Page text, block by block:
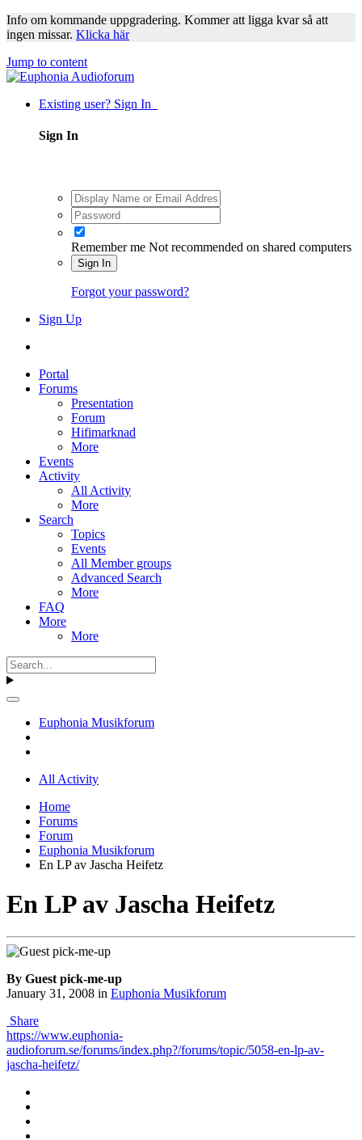
Info om kommande uppgradering. Kommer att ligga kvar så att
ingen missar. Klicka här
Jump to content
Existing user? Sign In
Sign In
Remember me Not recommended on shared computers
Sign In
Forgot your password?
Sign Up
Portal
Forums
Presentation
Forum
Hifimarknad
More
Events
Activity
All Activity
More
Search
Topics
Events
All Member groups
Advanced Search
More
FAQ
More
More
Euphonia Musikforum
All Activity
Home
Forums
Forum
Euphonia Musikforum
En LP av Jascha Heifetz
En LP av Jascha Heifetz
By Guest pick-me-up
January 31, 2008 in Euphonia Musikforum
Share
https://www.euphonia-
audioforum.se/forums/index.php?/forums/topic/5058-en-lp-av-
jascha-heifetz/